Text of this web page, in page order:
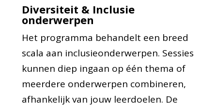
Diversiteit & Inclusie
onderwerpen
Het programma behandelt een breed
scala aan inclusieonderwerpen. Sessies
kunnen diep ingaan op één thema of
meerdere onderwerpen combineren,
afhankelijk van jouw leerdoelen. De